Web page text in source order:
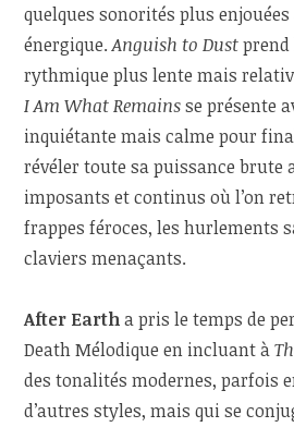
quelques sonorités plus
énergique.Anguish to Dustprend
rythmique plus lente mais
I Am What Remainsse présente
inquiétante mais calme pour
révéler toute sa puissance brute
imposants et continus où l’on
frappes féroces, les hurlements
claviers menaçants.
After Eartha pris le temps de
Death Mélodique en incluant à
des tonalités modernes, parfois
d’autres styles, mais qui se